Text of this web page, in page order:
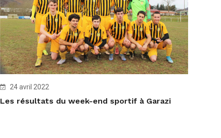
24 avril 2022
Les résultats du week-end sportif à Garazi